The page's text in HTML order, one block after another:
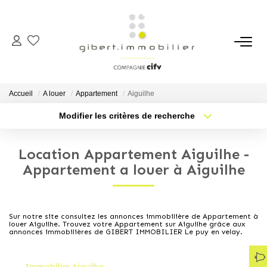
ACHETER
Maisons
Parkings
Immeubles
Terrains
LOUER
Accueil A louer Appartement Aiguilhe
Modifier les critères de recherche
Sélectionnez...
Type de bien
Nb pièces min.
Créer une alerte
Location Appartement Aiguilhe -
Appartement a louer à Aiguilhe
Sur notre site consultez les annonces immobilière de Appartement à
louer Aiguilhe. Trouvez votre Appartement sur Aiguilhe grâce aux
annonces immobilières de GIBERT IMMOBILIER Le puy en velay.